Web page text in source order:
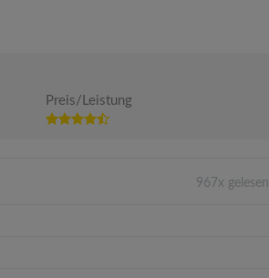
Preis/Leistung
967x gelesen